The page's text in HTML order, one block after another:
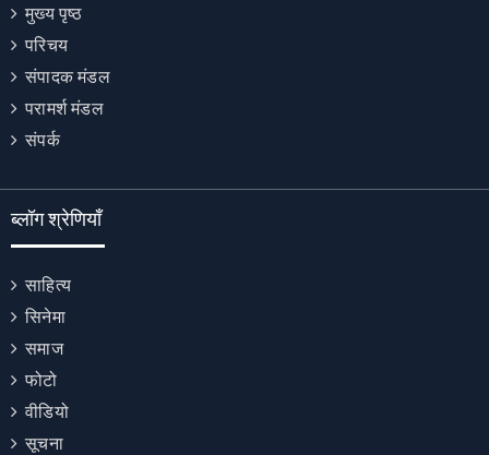
मुख्य पृष्ठ
परिचय
संपादक मंडल
परामर्श मंडल
संपर्क
ब्लॉग श्रेणियाँ
साहित्य
सिनेमा
समाज
फोटो
वीडियो
सूचना